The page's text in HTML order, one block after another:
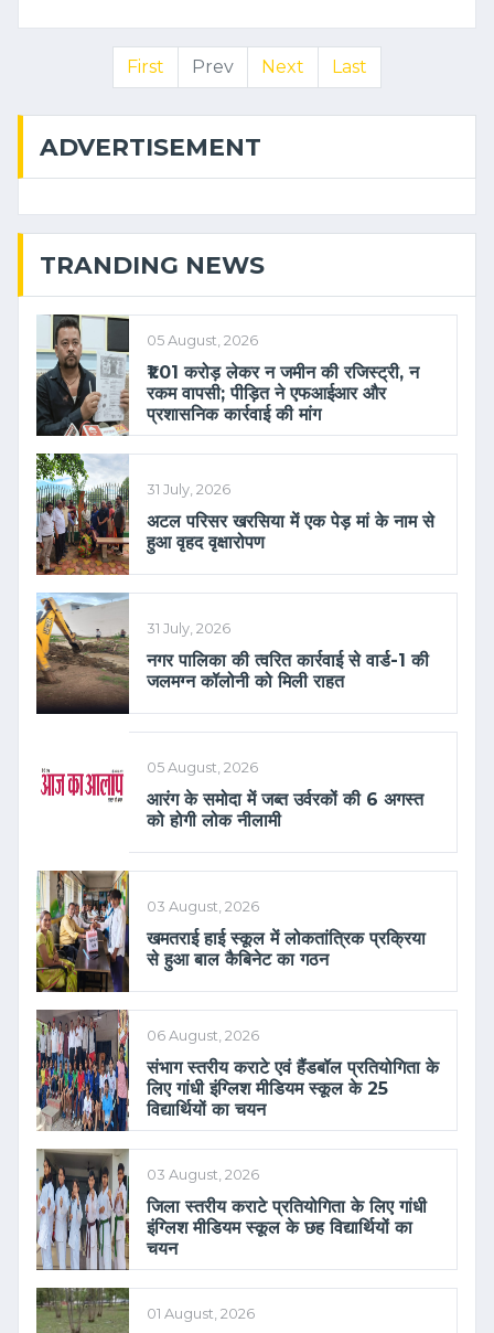
First Prev Next Last
ADVERTISEMENT
TRANDING NEWS
05 August, 2026
₹1.01 करोड़ लेकर न जमीन की रजिस्ट्री, न
रकम वापसी; पीड़ित ने एफआईआर और
प्रशासनिक कार्रवाई की मांग
31 July, 2026
अटल परिसर खरसिया में एक पेड़ मां के नाम से
हुआ वृहद वृक्षारोपण
31 July, 2026
नगर पालिका की त्वरित कार्रवाई से वार्ड-1 की
जलमग्न कॉलोनी को मिली राहत
05 August, 2026
आरंग के समोदा में जब्त उर्वरकों की 6 अगस्त
को होगी लोक नीलामी
03 August, 2026
खमतराई हाई स्कूल में लोकतांत्रिक प्रक्रिया
से हुआ बाल कैबिनेट का गठन
06 August, 2026
संभाग स्तरीय कराटे एवं हैंडबॉल प्रतियोगिता के
लिए गांधी इंग्लिश मीडियम स्कूल के 25
विद्यार्थियों का चयन
03 August, 2026
जिला स्तरीय कराटे प्रतियोगिता के लिए गांधी
इंग्लिश मीडियम स्कूल के छह विद्यार्थियों का
चयन
01 August, 2026